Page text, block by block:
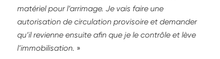
matériel pour l’arrimage. Je vais faire une
autorisation de circulation provisoire et demander
qu’il revienne ensuite afin que je le contrôle et lève
l’immobilisation. »